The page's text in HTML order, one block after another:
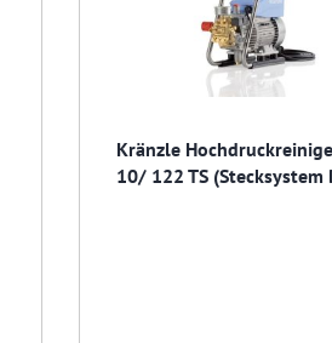
Kränzle
10/ 122 TS (Stecksystem